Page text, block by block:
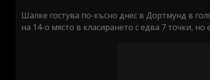
Шалке гостува по-късно днес в Дортмунд в
на 14-о място в класирането с едва 7 точки,